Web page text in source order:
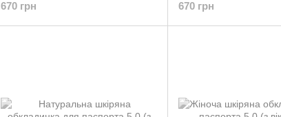
670 грн
670 грн